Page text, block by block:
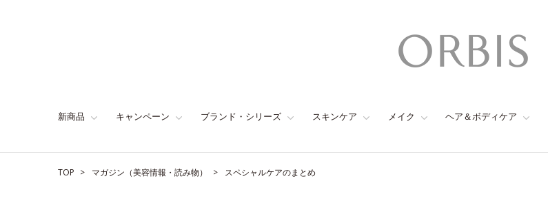
新商品 キャンペーン ブランド・シリーズ スキンケア メイク ヘア＆ボディケア
TOP マガジン（美容情報・読み物） スペシャルケアのまとめ